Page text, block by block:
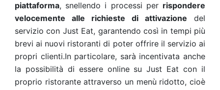
piattaforma, snellendo i processi per rispondere
velocemente alle richieste di attivazione del
servizio con Just Eat, garantendo così in tempi più
brevi ai nuovi ristoranti di poter offrire il servizio ai
propri clienti.In particolare, sarà incentivata anche
la possibilità di essere online su Just Eat con il
proprio ristorante attraverso un menù ridotto, cioè